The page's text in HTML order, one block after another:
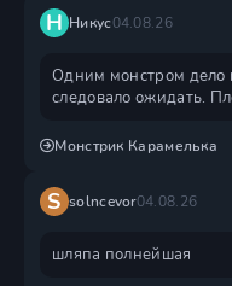
Н Никус04.08.26
Одним монстром дело
следовало ожидать.
Монстрик Карамелька
S solncevor04.08.26
шляпа полнейшая